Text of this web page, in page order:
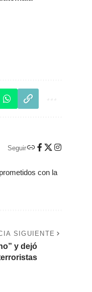
Seguir
con la
SIGUIENTE
y dejó